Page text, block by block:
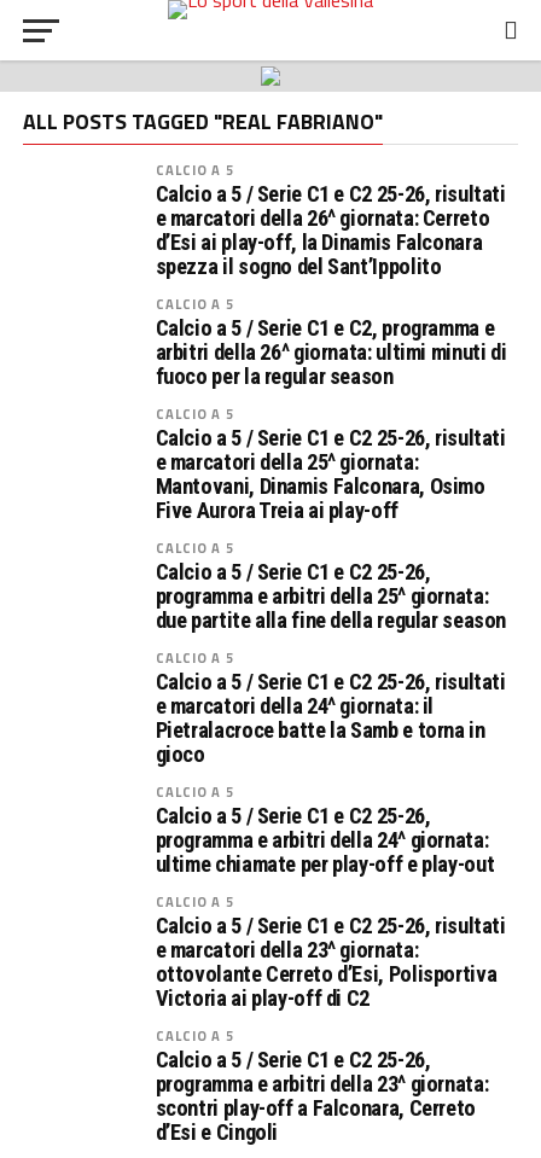
ALL POSTS TAGGED "REAL FABRIANO"
CALCIO A 5
Calcio a 5 / Serie C1 e C2 25-26, risultati
e marcatori della 26^ giornata: Cerreto
d’Esi ai play-off, la Dinamis Falconara
spezza il sogno del Sant’Ippolito
CALCIO A 5
Calcio a 5 / Serie C1 e C2, programma e
arbitri della 26^ giornata: ultimi minuti di
fuoco per la regular season
CALCIO A 5
Calcio a 5 / Serie C1 e C2 25-26, risultati
e marcatori della 25^ giornata:
Mantovani, Dinamis Falconara, Osimo
Five Aurora Treia ai play-off
CALCIO A 5
Calcio a 5 / Serie C1 e C2 25-26,
programma e arbitri della 25^ giornata:
due partite alla fine della regular season
CALCIO A 5
Calcio a 5 / Serie C1 e C2 25-26, risultati
e marcatori della 24^ giornata: il
Pietralacroce batte la Samb e torna in
gioco
CALCIO A 5
Calcio a 5 / Serie C1 e C2 25-26,
programma e arbitri della 24^ giornata:
ultime chiamate per play-off e play-out
CALCIO A 5
Calcio a 5 / Serie C1 e C2 25-26, risultati
e marcatori della 23^ giornata:
ottovolante Cerreto d’Esi, Polisportiva
Victoria ai play-off di C2
CALCIO A 5
Calcio a 5 / Serie C1 e C2 25-26,
programma e arbitri della 23^ giornata:
scontri play-off a Falconara, Cerreto
d’Esi e Cingoli